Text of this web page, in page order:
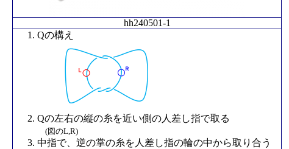
hh240501-1
Qの構え
Qの左右の縦の糸を近い側の人差し指で取る
(図のL,R)
中指で、逆の掌の糸を人差し指の輪の中から取り合う